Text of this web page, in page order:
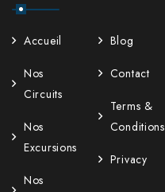
Accueil
Nos
Circuits
Nos
Excursions
Nos
Blog
Contact
Terms &
Conditions
Privacy